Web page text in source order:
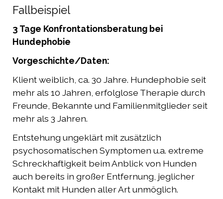
Fallbeispiel
3 Tage Konfrontationsberatung bei
Hundephobie
Vorgeschichte/Daten:
Klient weiblich, ca. 30 Jahre. Hundephobie seit
mehr als 10 Jahren, erfolglose Therapie durch
Freunde, Bekannte und Familienmitglieder seit
mehr als 3 Jahren.
Entstehung ungeklärt mit zusätzlich
psychosomatischen Symptomen u.a. extreme
Schreckhaftigkeit beim Anblick von Hunden
auch bereits in großer Entfernung, jeglicher
Kontakt mit Hunden aller Art unmöglich.